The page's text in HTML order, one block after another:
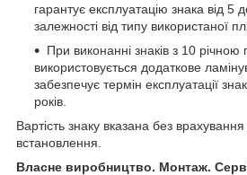
гарантує експлуатацію знака від 5
залежності від типу використаної
При виконанні знаків з 10 річною
використовується додаткове
забезпечує термін експлуатації
років.
Вартість знаку вказана без
встановлення.
Власне виробництво. Монтаж.